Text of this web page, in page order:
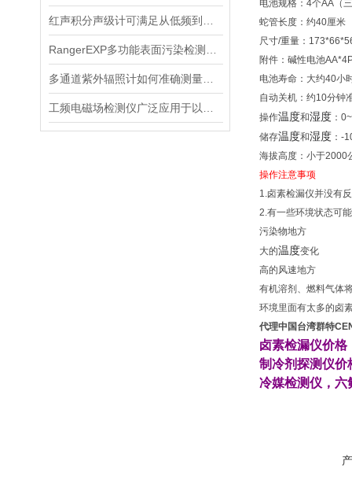
电池规格： 4个AA （
蛇管长度：约40厘米
尺寸/重量：
附件：碱性电池
电池寿命：大约40小
自动关机：约10分钟
操作温度和湿度 ：
储存温度和湿度 ： -
海拔高度：小于2000
操作注意事项
1.卤素检漏仪并没有
2.有一些环境状态可
污染物地方
大的温度变化
高的风速地方
有机溶剂、燃料气体
环境里面有太多的卤
代理中国台湾群特
卤素检漏仪价格
制冷剂探测仪价
冷媒检测仪 ， 六